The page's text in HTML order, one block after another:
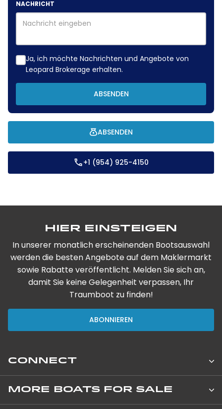
NACHRICHT
Ja, ich möchte Nachrichten und Angebote von
Leopard Brokerage erhalten.
ABSENDEN
ABSENDEN
+1 (954) 925-4150
Hier einsteigen
In unserer monatlich erscheinenden Bootsauswahl
werden die besten Angebote auf dem Maklermarkt
sowie Rabatte veröffentlicht. Melden Sie sich an,
damit Sie keine Gelegenheit verpassen, Ihr
Traumboot zu finden!
ABONNIEREN
CONNECT
Leopard Catamarans Brokerage
MORE BOATS FOR SALE